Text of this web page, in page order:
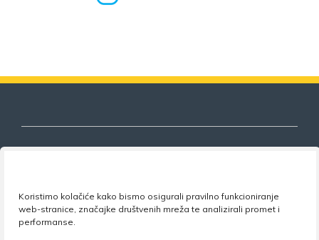
Koristimo kolačiće kako bismo osigurali pravilno funkcioniranje
web-stranice, značajke društvenih mreža te analizirali promet i
performanse.
Nezavisni sindikat znanosti i visokog
obrazovanja